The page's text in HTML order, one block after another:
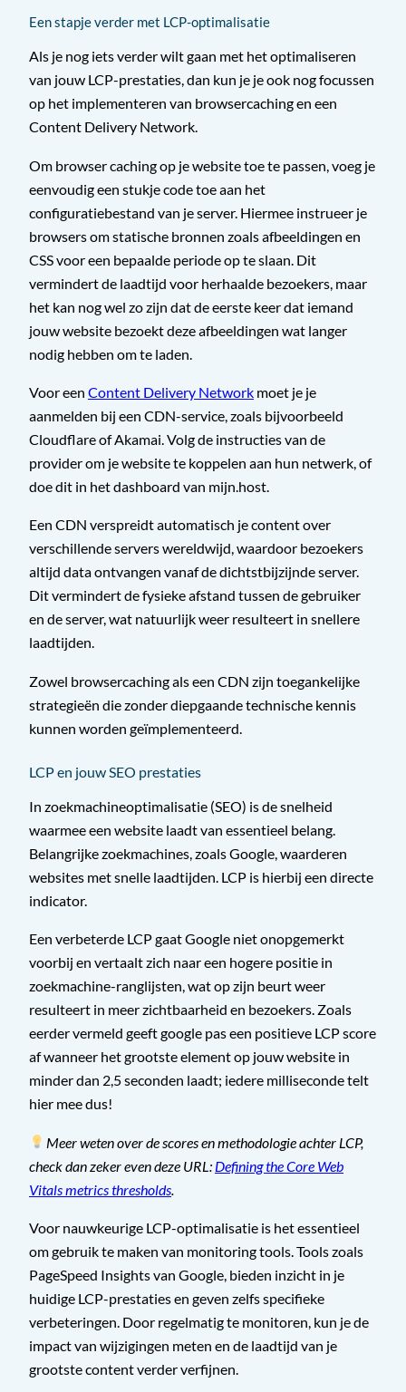
Een stapje verder met LCP-optimalisatie
Als je nog iets verder wilt gaan met het optimaliseren
van jouw LCP-prestaties, dan kun je je ook nog focussen
op het implementeren van browsercaching en een
Content Delivery Network.
Om browser caching op je website toe te passen, voeg je
eenvoudig een stukje code toe aan het
configuratiebestand van je server. Hiermee instrueer je
browsers om statische bronnen zoals afbeeldingen en
CSS voor een bepaalde periode op te slaan. Dit
vermindert de laadtijd voor herhaalde bezoekers, maar
het kan nog wel zo zijn dat de eerste keer dat iemand
jouw website bezoekt deze afbeeldingen wat langer
nodig hebben om te laden.
Voor een Content Delivery Network moet je je
aanmelden bij een CDN-service, zoals bijvoorbeeld
Cloudflare of Akamai. Volg de instructies van de
provider om je website te koppelen aan hun netwerk, of
doe dit in het dashboard van mijn.host.
Een CDN verspreidt automatisch je content over
verschillende servers wereldwijd, waardoor bezoekers
altijd data ontvangen vanaf de dichtstbijzijnde server.
Dit vermindert de fysieke afstand tussen de gebruiker
en de server, wat natuurlijk weer resulteert in snellere
laadtijden.
Zowel browsercaching als een CDN zijn toegankelijke
strategieën die zonder diepgaande technische kennis
kunnen worden geïmplementeerd.
LCP en jouw SEO prestaties
In zoekmachineoptimalisatie (SEO) is de snelheid
waarmee een website laadt van essentieel belang.
Belangrijke zoekmachines, zoals Google, waarderen
websites met snelle laadtijden. LCP is hierbij een directe
indicator.
Een verbeterde LCP gaat Google niet onopgemerkt
voorbij en vertaalt zich naar een hogere positie in
zoekmachine-ranglijsten, wat op zijn beurt weer
resulteert in meer zichtbaarheid en bezoekers. Zoals
eerder vermeld geeft google pas een positieve LCP score
af wanneer het grootste element op jouw website in
minder dan 2,5 seconden laadt; iedere milliseconde telt
hier mee dus!
Meer weten over de scores en methodologie achter LCP,
check dan zeker even deze URL: Defining the Core Web
Vitals metrics thresholds
Voor nauwkeurige LCP-optimalisatie is het essentieel
om gebruik te maken van monitoring tools. Tools zoals
PageSpeed Insights van Google, bieden inzicht in je
huidige LCP-prestaties en geven zelfs specifieke
verbeteringen. Door regelmatig te monitoren, kun je de
impact van wijzigingen meten en de laadtijd van je
grootste content verder verfijnen.